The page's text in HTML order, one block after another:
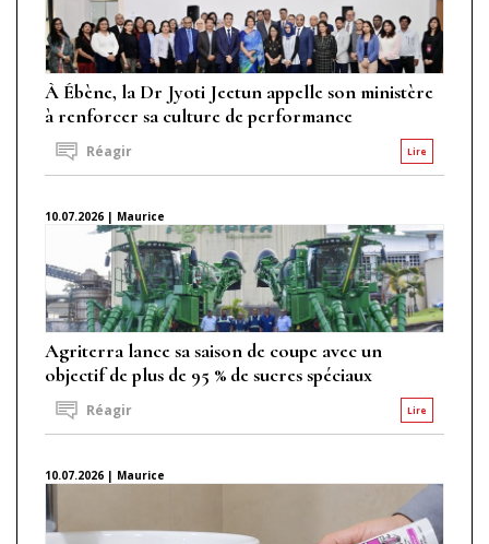
À Ébène, la Dr Jyoti Jeetun appelle son ministère
à renforcer sa culture de performance
Lire
Réagir
10.07.2026 | Maurice
Agriterra lance sa saison de coupe avec un
objectif de plus de 95 % de sucres spéciaux
Lire
Réagir
10.07.2026 | Maurice